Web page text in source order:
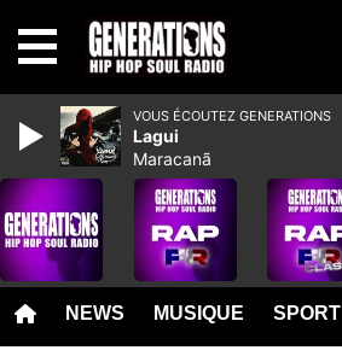
NEWS MUSIQUE SPORT
VOUS ÉCOUTEZ GENERATIONS
Lagui
Maracanã